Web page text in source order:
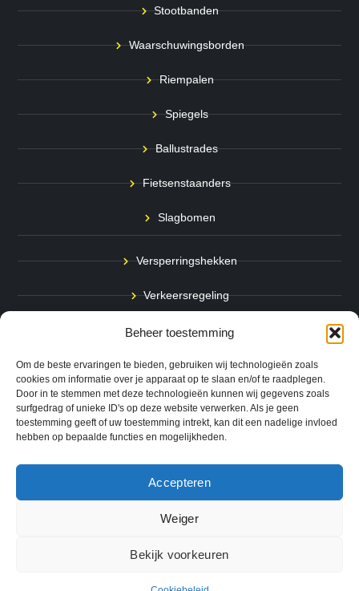
Beheer toestemming
Om de beste ervaringen te bieden, gebruiken wij technologieën zoals
cookies om informatie over je apparaat op te slaan en/of te raadplegen.
Door in te stemmen met deze technologieën kunnen wij gegevens zoals
surfgedrag of unieke ID's op deze website verwerken. Als je geen
toestemming geeft of uw toestemming intrekt, kan dit een nadelige invloed
hebben op bepaalde functies en mogelijkheden.
Accepteren
Weiger
Bekijk voorkeuren
Stootbanden
Waarschuwingsborden
Riempalen
Spiegels
Ballustrades
Fietsenstaanders
Slagbomen
Versperringshekken
Verkeersregeling
Stadspalen
Afzetpalen
Bodemmarkering
Ram- & Aanrijbeveiliging
Copyright © 2024 QuickSafe. Alle rechten voorbehouden.
Algemene Voorwaarden|Cookie Voorkeuren